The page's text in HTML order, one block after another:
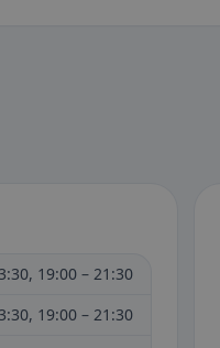
19:00 – 21:30
19:00 – 21:30